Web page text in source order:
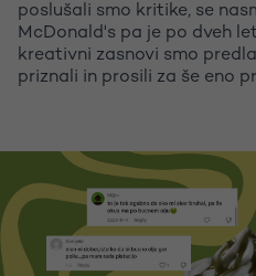
poslušali smo kritike, se
McDonald's pa je po dveh
kreativni zasnovi smo
priznali in prosili za še eno